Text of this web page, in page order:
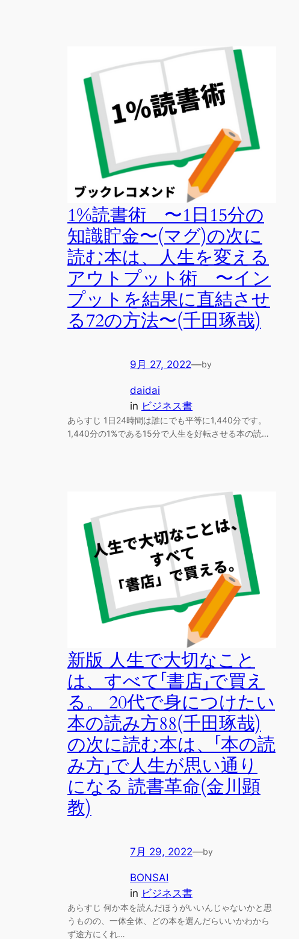
1%読書術 〜1日15分の
知識貯金〜(マグ)の次に
読む本は、人生を変える
アウトプット術 〜イン
プットを結果に直結させ
る72の方法〜(千田琢哉)
9月 27, 2022—by
daidai
in ビジネス書
あらすじ 1日24時間は誰にでも平等に1,440分です。
1,440分の1%である15分で人生を好転させる本の読…
新版 人生で大切なこと
は、すべて「書店」で買え
る。 20代で身につけたい
本の読み方88(千田琢哉)
の次に読む本は、「本の読
み方」で人生が思い通り
になる 読書革命(金川顕
教)
7月 29, 2022—by
BONSAI
in ビジネス書
あらすじ 何か本を読んだほうがいいんじゃないかと思
うものの、一体全体、どの本を選んだらいいかわから
ず途方にくれ…